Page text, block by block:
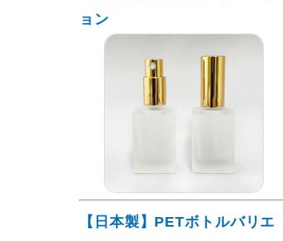
ョン
【日本製】PETボトルバリエ